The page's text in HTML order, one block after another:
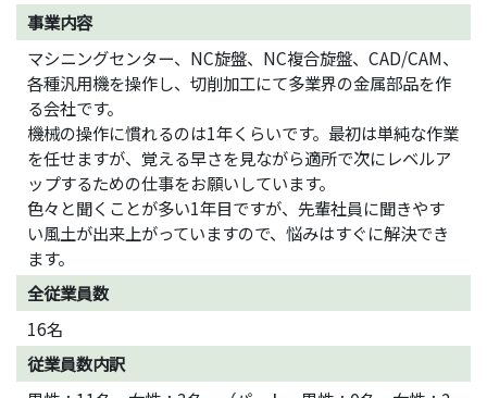
事業内容
マシニングセンター、NC旋盤、NC複合旋盤、CAD/CAM、
各種汎用機を操作し、切削加工にて多業界の金属部品を作
る会社です。
機械の操作に慣れるのは1年くらいです。最初は単純な作業
を任せますが、覚える早さを見ながら適所で次にレベルア
ップするための仕事をお願いしています。
色々と聞くことが多い1年目ですが、先輩社員に聞きやす
い風土が出来上がっていますので、悩みはすぐに解決でき
ます。
全従業員数
16名
従業員数内訳